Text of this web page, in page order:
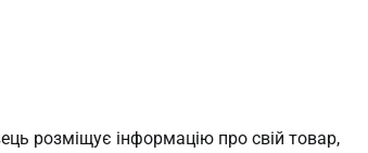
розміщує інформацію про свій товар,